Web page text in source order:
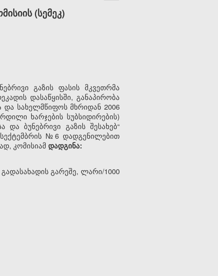
(სემეკ)
გაზის ფასის მკვეთრმა
დასაწყისში, განაპირობა
და სახელმწიფოს მხრიდან 2006
ხარჯების სუბსიდირების)
ბუნებრივი გაზის შესახებ“
№6 დადგენილებით
კომისიამ დადგინა:
გარეშე, ლარი/1000